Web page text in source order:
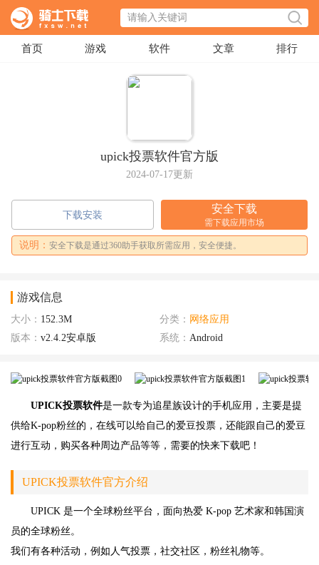
首页 游戏 软件 文章 排行
upick投票软件官方版
2024-07-17更新
下载安装
安全下载
需下载应用市场
说明： 安全下载是通过360助手获取所需应用，安全便捷。
游戏信息
大小： 152.3M 分类： 网络应用
版本： v2.4.2安卓版 系统： Android
UPICK投票软件是一款专为追星族设计的手机应用，主要是提
供给K-pop粉丝的，在线可以给自己的爱豆投票，还能跟自己的爱豆
进行互动，购买各种周边产品等等，需要的快来下载吧！
UPICK投票软件官方介绍
UPICK 是一个全球粉丝平台，面向热爱 K-pop 艺术家和韩国演
员的全球粉丝。
我们有各种活动，例如人气投票，社交社区，粉丝礼物等。